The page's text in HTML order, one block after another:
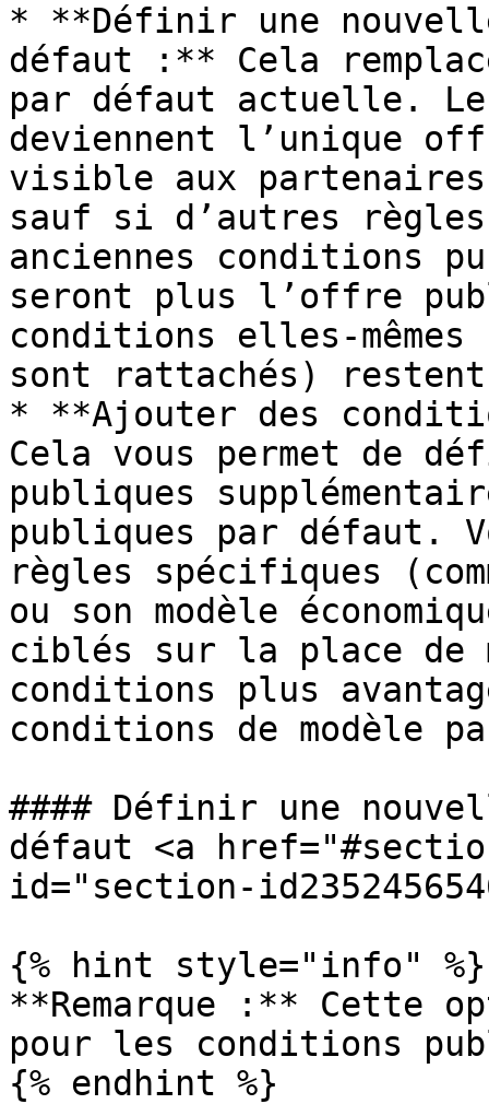
* **Définir une
défaut :** Cela
par défaut actuelle.
deviennent l’unique
visible aux
sauf si d’autres
anciennes conditions
seront plus l’offre
conditions elles-
sont rattachés) restent
* **Ajouter des
Cela vous permet de
publiques
publiques par défaut.
règles spécifiques
ou son modèle
ciblés sur la place de
conditions plus
conditions de modèle
#### Définir une
défaut <a
id="section-
{% hint style="info" %}
**Remarque :** Cette
pour les conditions
{% endhint %}